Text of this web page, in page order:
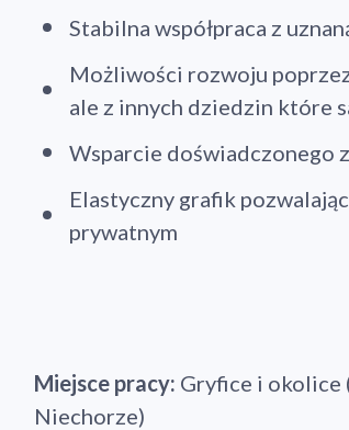
Stabilna współpraca z
Możliwości rozwoju
ale z innych dziedzin które
Wsparcie doświadczonego
Elastyczny grafik
prywatnym
Miejsce pracy: Gryfice i okolice
Niechorze)